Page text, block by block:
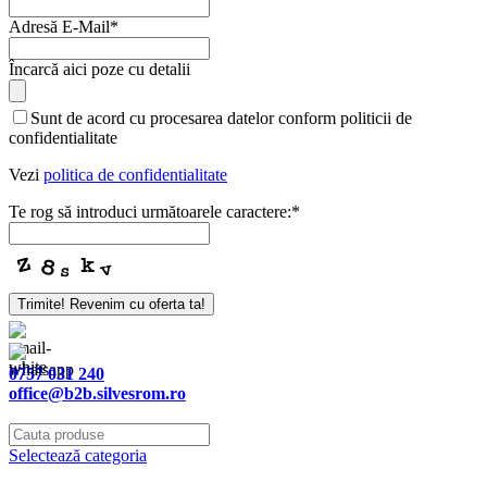
Adresă E-Mail*
Încarcă aici poze cu detalii
Sunt de acord cu procesarea datelor conform politicii de
confidentialitate
Vezi politica de confidentialitate
Te rog să introduci următoarele caractere:*
Trimite! Revenim cu oferta ta!
0757 031 240
office@b2b.silvesrom.ro
Selectează categoria